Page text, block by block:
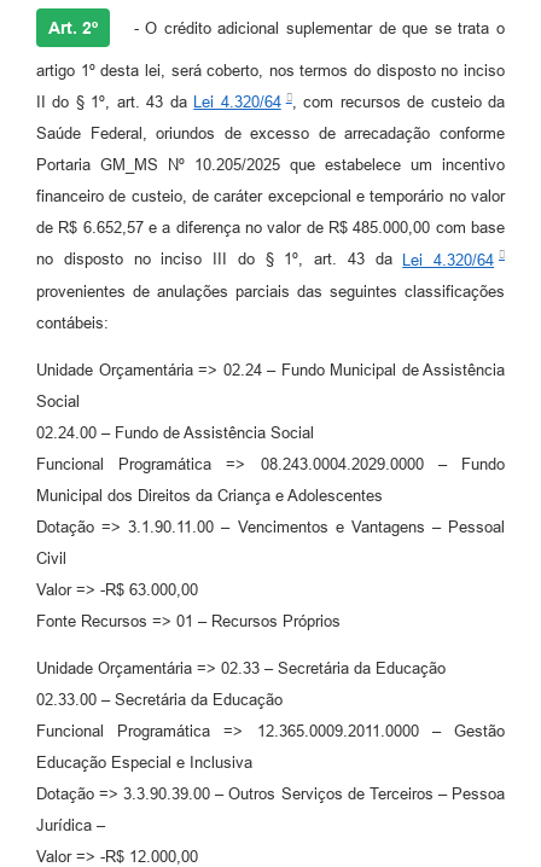
Art. 2º - O crédito adicional suplementar de que se trata o
artigo 1º desta lei, será coberto, nos termos do disposto no inciso
II do § 1º, art. 43 da Lei 4.320/64 , com recursos de custeio da
Saúde Federal, oriundos de excesso de arrecadação conforme
Portaria GM_MS Nº 10.205/2025 que estabelece um incentivo
financeiro de custeio, de caráter excepcional e temporário no valor
de R$ 6.652,57 e a diferença no valor de R$ 485.000,00 com base
no disposto no inciso III do § 1º, art. 43 da
Lei 4.320/64
provenientes de anulações parciais das seguintes classificações
contábeis:
Unidade Orçamentária => 02.24 – Fundo Municipal de Assistência
Social
02.24.00 – Fundo de Assistência Social
Funcional Programática => 08.243.0004.2029.0000 – Fundo
Municipal dos Direitos da Criança e Adolescentes
Dotação => 3.1.90.11.00 – Vencimentos e Vantagens – Pessoal
Civil
Valor => -R$ 63.000,00
Fonte Recursos => 01 – Recursos Próprios
Unidade Orçamentária => 02.33 – Secretária da Educação
02.33.00 – Secretária da Educação
Funcional Programática => 12.365.0009.2011.0000 – Gestão
Educação Especial e Inclusiva
Dotação => 3.3.90.39.00 – Outros Serviços de Terceiros – Pessoa
Jurídica –
Valor => -R$ 12.000,00